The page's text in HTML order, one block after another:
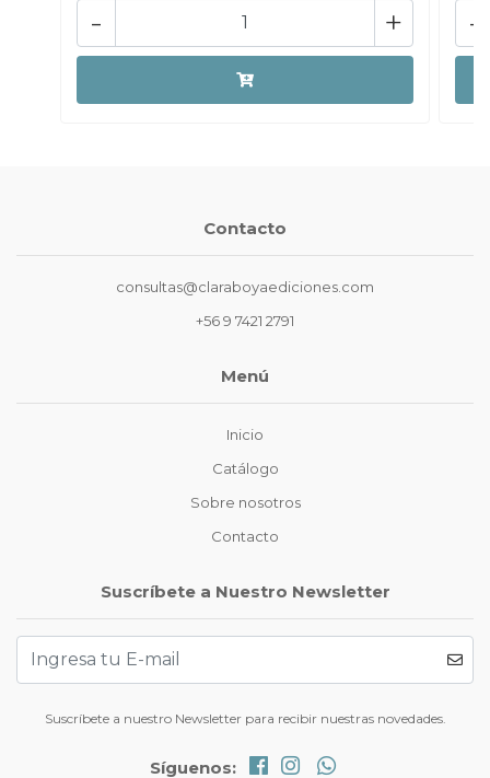
+
- -
Contacto
consultas@claraboyaediciones.com
+56 9 7421 2791
Menú
Inicio
Catálogo
Sobre nosotros
Contacto
Suscríbete a Nuestro Newsletter
Suscríbete a nuestro Newsletter para recibir nuestras novedades.
Síguenos: